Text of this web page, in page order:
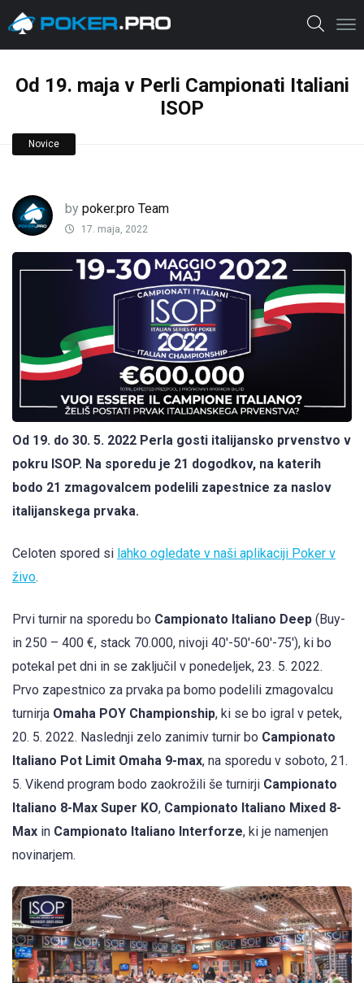
Od 19. maja v Perli Campionati Italiani
ISOP
Novice
by poker.pro Team
17. maja, 2022
Od 19. do 30. 5. 2022 Perla gosti italijansko prvenstvo v
pokru ISOP. Na sporedu je 21 dogodkov, na katerih
bodo 21 zmagovalcem podelili zapestnice za naslov
italijanskega prvaka.
Celoten spored si lahko ogledate v naši aplikaciji Poker v
živo.
Prvi turnir na sporedu bo Campionato Italiano Deep (Buy-
in 250 – 400 €, stack 70.000, nivoji 40′-50′-60′-75′), ki bo
potekal pet dni in se zaključil v ponedeljek, 23. 5. 2022.
Prvo zapestnico za prvaka pa bomo podelili zmagovalcu
turnirja Omaha POY Championship, ki se bo igral v petek,
20. 5. 2022. Naslednji zelo zanimiv turnir bo Campionato
Italiano Pot Limit Omaha 9-max, na sporedu v soboto, 21.
5. Vikend program bodo zaokrožili še turnirji Campionato
Italiano 8-Max Super KO, Campionato Italiano Mixed 8-
Max in Campionato Italiano Interforze, ki je namenjen
novinarjem.